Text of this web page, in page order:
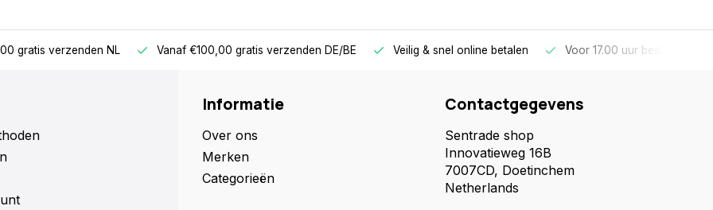
gratis verzenden NL Vanaf €100,00 gratis verzenden DE/BE Veilig & snel online betalen Voor 17.00 uur besteld,
Informatie
Over ons
Merken
Categorieën
Contactgegevens
Sentrade shop
Innovatieweg 16B
7007CD, Doetinchem
Netherlands